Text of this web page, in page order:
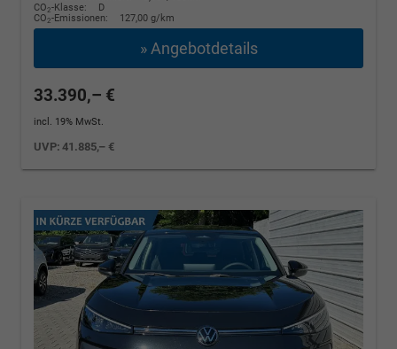
CO2-Klasse:
D
CO2-Emissionen: 127,00 g/km
» Angebotdetails
33.390,– €
incl. 19% MwSt.
UVP:41.885,– €